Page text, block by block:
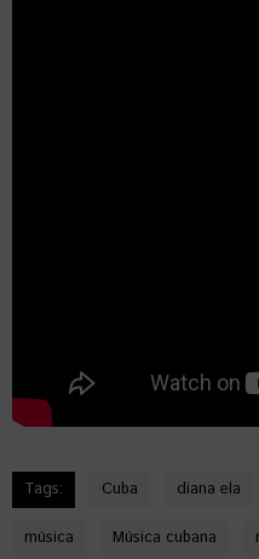
Tags: Cuba diana ela
música Música cubana